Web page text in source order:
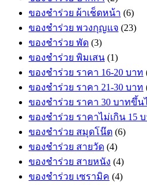
ของชำร่วย ผ้าเช็ดหน้า (6)
ของชำร่วย พวงกุญแจ (23)
ของชำร่วย พัด (3)
ของชำร่วย พิมเสน (1)
ของชำร่วย ราคา 16-20 บาท
ของชำร่วย ราคา 21-30 บาท
ของชำร่วย ราคา 30 บาทขึ้น
ของชำร่วย ราคาไม่เกิน 15
ของชำร่วย สมุดโน๊ต (6)
ของชำร่วย สายวัด (4)
ของชำร่วย สายหนัง (4)
ของชำร่วย เซรามิค (4)